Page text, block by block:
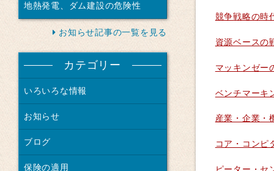
競争戦略の
資源ベースの
マッキンゼー
ベンチマーキ
産業・企業・
コア・コンピ
地熱発電、ダム建設の危険性
お知らせ記事の一覧を見る
カテゴリー
いろいろな情報
お知らせ
ブログ
保険の適用